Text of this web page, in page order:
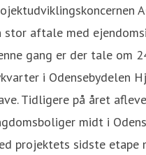
stor aftale med
gang er der tale om
i Odensebydelen
Tidligere på året
midt i
projektets sidste etape